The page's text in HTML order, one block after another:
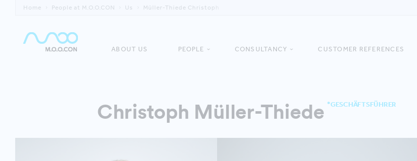
Home People at M.O.O.CON Us Müller-Thiede Christoph
ABOUT US PEOPLE CONSULTANCY CUSTOMER REFERENCES
Christoph Müller-Thiede *GESCHÄFTSFÜHRER